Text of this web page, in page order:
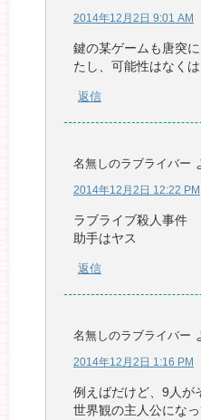
2014年12月2日 9:01 AM
鍵の某ゲームも唐突
たし、可能性はなく
返信
名無しのラブライバー
2014年12月2日 12:22 PM
ラブライブ殺人事件
助手はヤス
返信
名無しのラブライバー
2014年12月2日 1:16 PM
例えばだけど、9人が
世界観の主人公にな